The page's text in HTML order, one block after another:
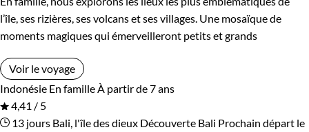
l’île, ses rizières, ses volcans et ses villages. Une mosaïque de
moments magiques qui émerveilleront petits et grands
Voir le voyage
Indonésie En famille À partir de 7 ans
4,41 / 5
13 jours Bali, l'île des dieux Découverte Bali Prochain départ le